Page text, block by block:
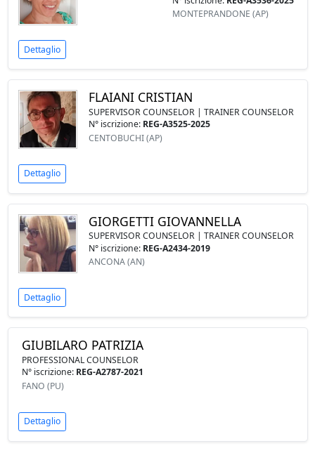
MONTEPRANDONE (AP)
Dettaglio
FLAIANI CRISTIAN
SUPERVISOR COUNSELOR | TRAINER COUNSELOR
N° iscrizione: REG-A3525-2025
CENTOBUCHI (AP)
Dettaglio
GIORGETTI GIOVANNELLA
SUPERVISOR COUNSELOR | TRAINER COUNSELOR
N° iscrizione: REG-A2434-2019
ANCONA (AN)
Dettaglio
GIUBILARO PATRIZIA
PROFESSIONAL COUNSELOR
N° iscrizione: REG-A2787-2021
FANO (PU)
Dettaglio